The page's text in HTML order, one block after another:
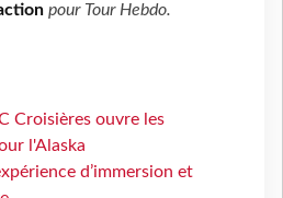
pour Tour Hebdo.
Croisières ouvre les
l'Alaska
d’immersion et